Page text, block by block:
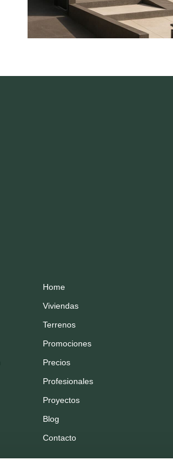
Home
Viviendas
Terrenos
Promociones
Precios
Profesionales
Proyectos
Blog
Contacto